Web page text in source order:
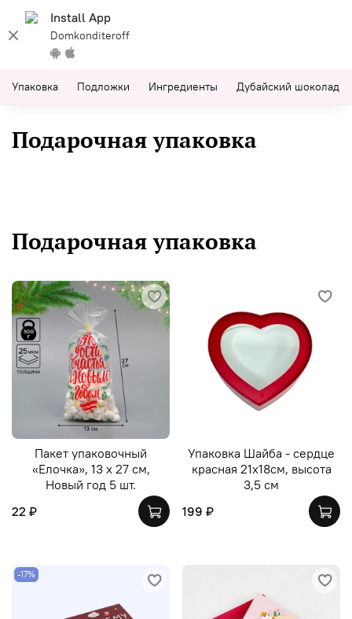
Install App
Domkonditeroff
Упаковка Подложки Ингредиенты Дубайский шоколад
Подарочная упаковка
Подарочная упаковка
Пакет упаковочный
«Елочка», 13 х 27 см,
Новый год 5 шт.
22 ₽
Упаковка Шайба - сердце
красная 21х18см, высота
3,5 см
199 ₽
-17%